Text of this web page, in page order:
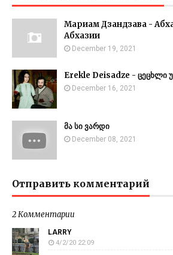
Мариам Дзандзава -
Абхазии
December 19, 2021
Erekle Deisadze - ცეცხლი
December 16, 2021
მა სი ვარდი
December 08, 2021
Отправить комментарий
2 Комментарии
LARRY
4/2/20 22:09